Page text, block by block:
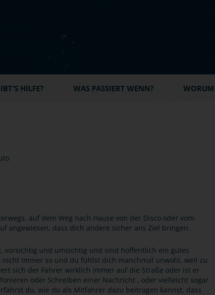
HILFE? WAS PASSIERT WENN? WORUM
auf dem Weg nach Hause von der Disco oder vom
angewiesen, dass dich andere sicher ans Ziel bringen.
vorsichtig und umsichtig und sind hoffentlich ein gutes
nicht immer so und du fühlst dich manchmal unwohl, weil zu
sich der Fahrer wirklich immer auf die Straße oder ist er
oder Schreiben einer Nachricht , oder vielleicht sogar
du, wie du als Mitfahrer dazu beitragen kannst, dass